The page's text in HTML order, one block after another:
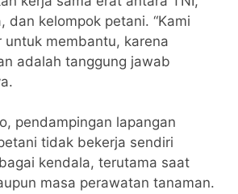
dan kelompok petani. “Kami
untuk membantu, karena
adalah tanggung jawab
pendampingan lapangan
tidak bekerja sendiri
kendala, terutama saat
masa perawatan tanaman.